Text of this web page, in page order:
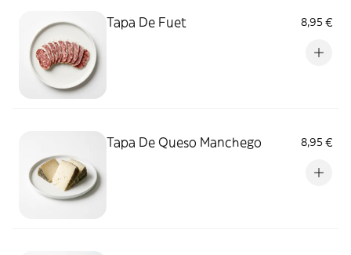
Tapa De Fuet 8,95 €
Tapa De Queso Manchego 8,95 €